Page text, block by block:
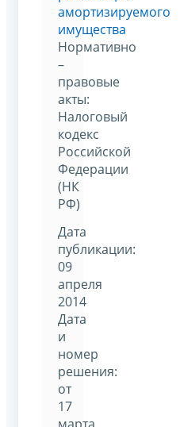
амортизируемого
имущества
Нормативно
–
правовые
акты:
Налоговый
кодекс
Российской
Федерации
(НК
РФ)
Дата
публикации:
09
апреля
2014
Дата
и
номер
решения:
от
17
марта